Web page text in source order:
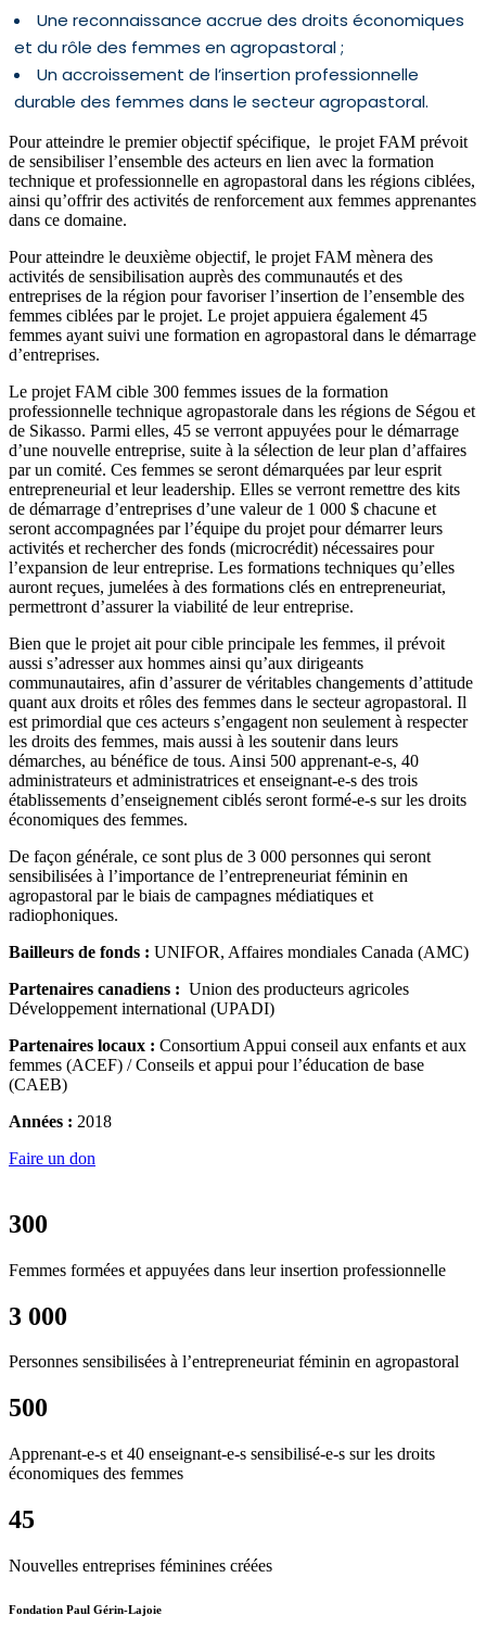
Une reconnaissance accrue des droits économiques
et du rôle des femmes en agropastoral ;
Un accroissement de l’insertion professionnelle
durable des femmes dans le secteur agropastoral.
Pour atteindre le premier objectif spécifique, le projet FAM prévoit
de sensibiliser l’ensemble des acteurs en lien avec la formation
technique et professionnelle en agropastoral dans les régions ciblées,
ainsi qu’offrir des activités de renforcement aux femmes apprenantes
dans ce domaine.
Pour atteindre le deuxième objectif, le projet FAM mènera des
activités de sensibilisation auprès des communautés et des
entreprises de la région pour favoriser l’insertion de l’ensemble des
femmes ciblées par le projet. Le projet appuiera également 45
femmes ayant suivi une formation en agropastoral dans le démarrage
d’entreprises.
Le projet FAM cible 300 femmes issues de la formation
professionnelle technique agropastorale dans les régions de Ségou et
de Sikasso. Parmi elles, 45 se verront appuyées pour le démarrage
d’une nouvelle entreprise, suite à la sélection de leur plan d’affaires
par un comité. Ces femmes se seront démarquées par leur esprit
entrepreneurial et leur leadership. Elles se verront remettre des kits
de démarrage d’entreprises d’une valeur de 1 000 $ chacune et
seront accompagnées par l’équipe du projet pour démarrer leurs
activités et rechercher des fonds (microcrédit) nécessaires pour
l’expansion de leur entreprise. Les formations techniques qu’elles
auront reçues, jumelées à des formations clés en entrepreneuriat,
permettront d’assurer la viabilité de leur entreprise.
Bien que le projet ait pour cible principale les femmes, il prévoit
aussi s’adresser aux hommes ainsi qu’aux dirigeants
communautaires, afin d’assurer de véritables changements d’attitude
quant aux droits et rôles des femmes dans le secteur agropastoral. Il
est primordial que ces acteurs s’engagent non seulement à respecter
les droits des femmes, mais aussi à les soutenir dans leurs
démarches, au bénéfice de tous. Ainsi 500 apprenant-e-s, 40
administrateurs et administratrices et enseignant-e-s des trois
établissements d’enseignement ciblés seront formé-e-s sur les droits
économiques des femmes.
De façon générale, ce sont plus de 3 000 personnes qui seront
sensibilisées à l’importance de l’entrepreneuriat féminin en
agropastoral par le biais de campagnes médiatiques et
radiophoniques.
Bailleurs de fonds : UNIFOR, Affaires mondiales Canada (AMC)
Partenaires canadiens : Union des producteurs agricoles
Développement international (UPADI)
Partenaires locaux : Consortium Appui conseil aux enfants et aux
femmes (ACEF) / Conseils et appui pour l’éducation de base
(CAEB)
Années : 2018
Faire un don
300
Femmes formées et appuyées dans leur insertion professionnelle
3 000
Personnes sensibilisées à l’entrepreneuriat féminin en agropastoral
500
Apprenant-e-s et 40 enseignant-e-s sensibilisé-e-s sur les droits
économiques des femmes
45
Nouvelles entreprises féminines créées
Fondation Paul Gérin-Lajoie